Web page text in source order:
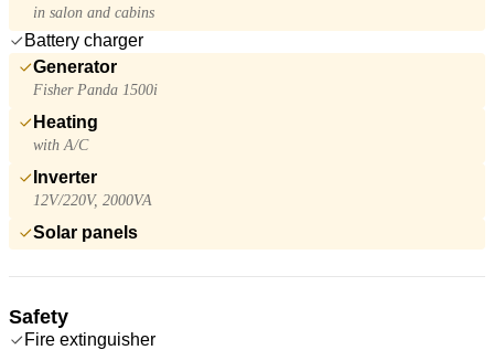
in salon and cabins
Battery charger
Generator
Fisher Panda 1500i
Heating
with A/C
Inverter
12V/220V, 2000VA
Solar panels
Safety
Fire extinguisher